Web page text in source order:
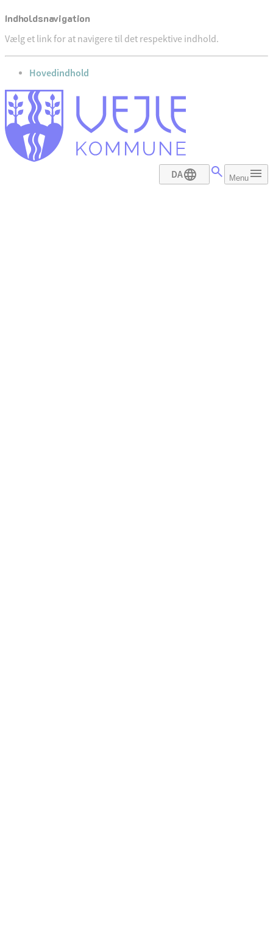
Indholdsnavigation
Vælg et link for at navigere til det respektive indhold.
gå til
Hovedindhold
DA Menu